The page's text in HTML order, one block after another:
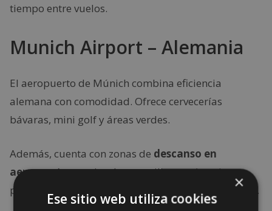
tiempo entre vuelos.
Munich Airport – Alemania
El aeropuerto de Múnich combina eficiencia
alemana con comodidad. Ofrece cervecerías
bávaras, mini golf y áreas verdes.
Además, cuenta con zonas de descanso en
aeropuertosequipadas con sillones cómodos,
perfectas para recuperarse durante
escalas largas .
×
Ese sitio web utiliza cookies